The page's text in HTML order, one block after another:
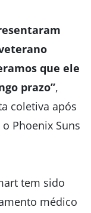
que ele
prazo”,
coletiva após
o Phoenix Suns
tem sido
médico